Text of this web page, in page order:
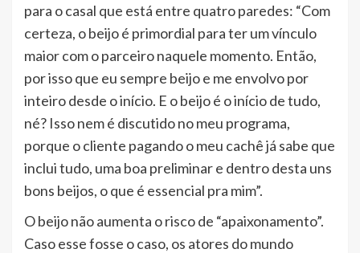
para o casal que está entre quatro paredes: “Com
certeza, o beijo é primordial para ter um vínculo
maior com o parceiro naquele momento. Então,
por isso que eu sempre beijo e me envolvo por
inteiro desde o início. E o beijo é o início de tudo,
né? Isso nem é discutido no meu programa,
porque o cliente pagando o meu cachê já sabe que
inclui tudo, uma boa preliminar e dentro desta uns
bons beijos, o que é essencial pra mim”.
O beijo não aumenta o risco de “apaixonamento”.
Caso esse fosse o caso, os atores do mundo